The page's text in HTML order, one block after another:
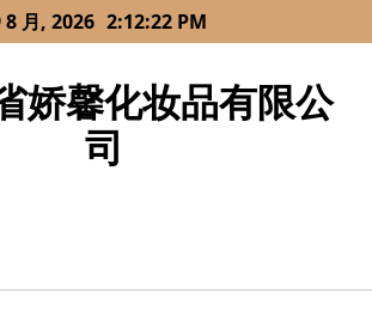
8 月, 2026 2:12:22 PM
娇馨化妆品有限公
司